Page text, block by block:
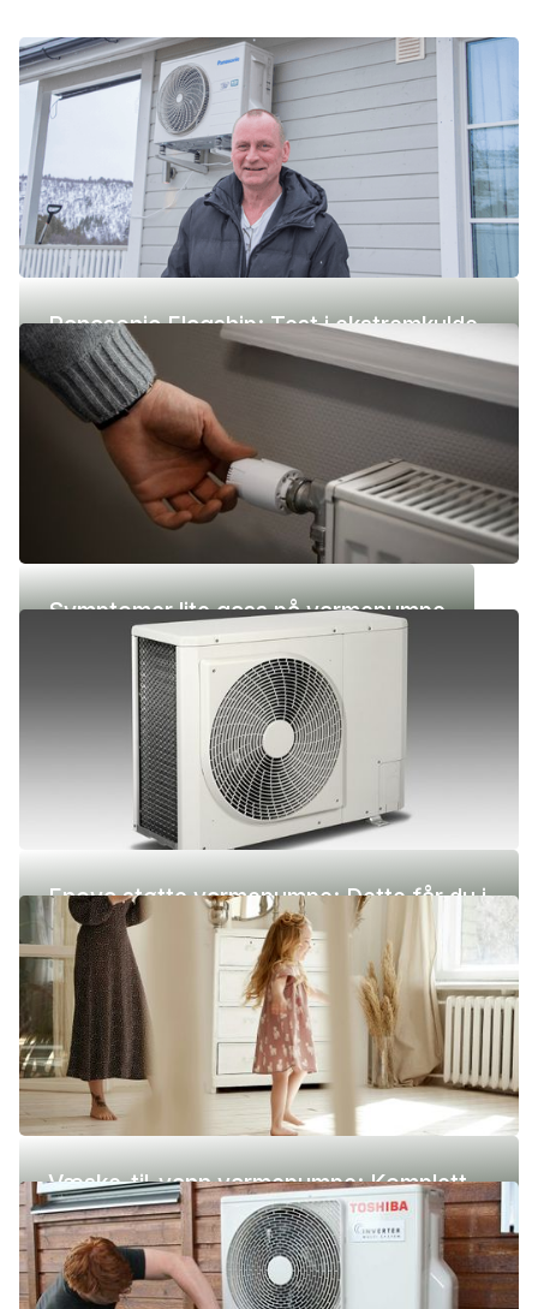
Panasonic Flagship: Test i ekstremkulde
(-42 °C)
Symptomer lite gass på varmepumpe
Enova støtte varmepumpe: Dette får du i
2026
Væske-til-vann varmepumpe: Komplett
guide (pris, fordeler og ulemper)